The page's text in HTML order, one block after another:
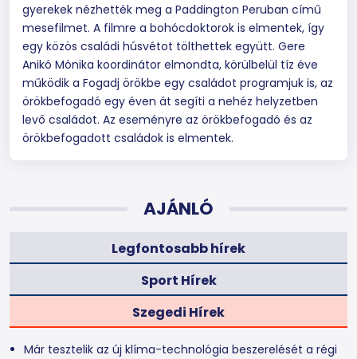
gyerekek nézhették meg a Paddington Peruban című
mesefilmet. A filmre a bohócdoktorok is elmentek, így
egy közös családi húsvétot tölthettek együtt. Gere
Anikó Mónika koordinátor elmondta, körülbelül tíz éve
működik a Fogadj örökbe egy családot programjuk is, az
örökbefogadó egy éven át segíti a nehéz helyzetben
levő családot. Az eseményre az örökbefogadó és az
örökbefogadott családok is elmentek.
AJÁNLÓ
Legfontosabb hírek
Sport Hírek
Szegedi Hírek
Már tesztelik az új klíma-technológia beszerelését a régi